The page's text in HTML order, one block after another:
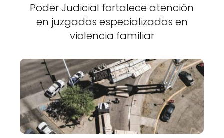
Poder Judicial fortalece atención
en juzgados especializados en
violencia familiar